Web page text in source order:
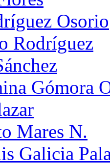
Osorio
Rodríguez
Gómora
Mares N.
Galicia